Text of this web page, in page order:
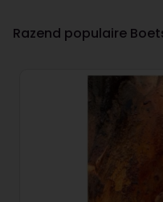
Razend populaire